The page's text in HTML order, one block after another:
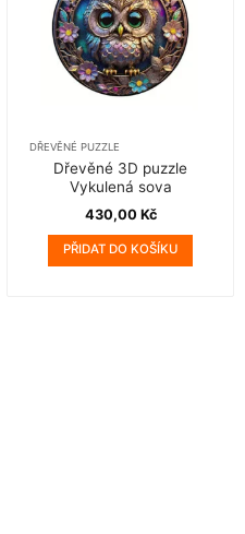
DŘEVĚNÉ PUZZLE
Dřevěné 3D puzzle
Vykulená sova
430,00 Kč
PŘIDAT DO KOŠÍKU